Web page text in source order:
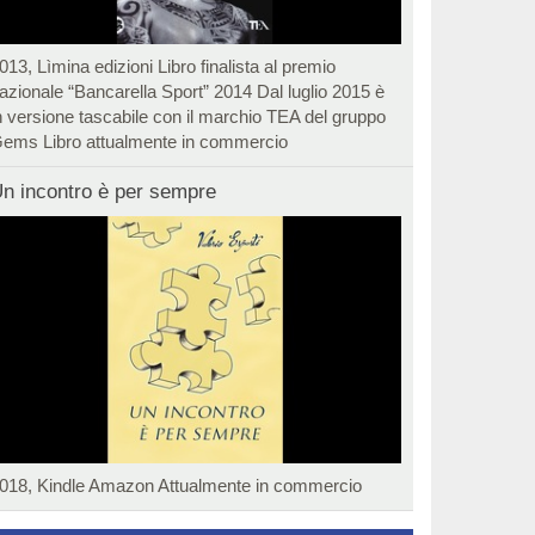
Lìmina edizioni Libro finalista al premio
“Bancarella Sport” 2014 Dal luglio 2015 è
versione tascabile con il marchio TEA del gruppo
Libro attualmente in commercio
incontro è per sempre
Kindle Amazon Attualmente in commercio